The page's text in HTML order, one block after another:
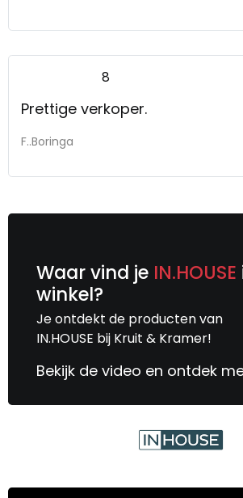
8
Prettige verkoper.
F..Boringa
Waar vind je IN.HOUSE
winkel?
Je ontdekt de producten van
IN.HOUSE bij Kruit & Kramer!
Bekijk de video en ontdek